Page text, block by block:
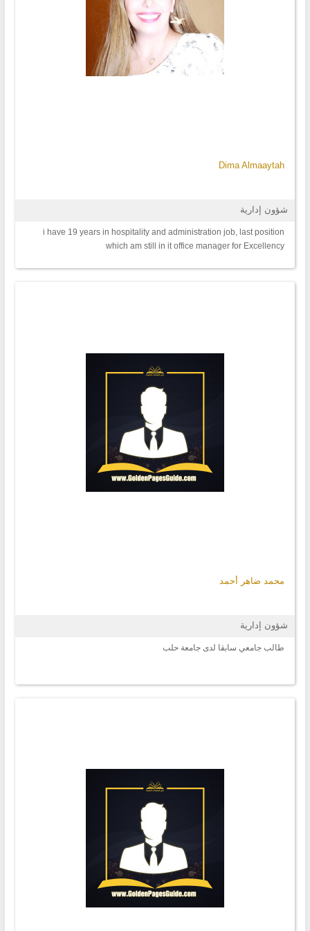
الاجتماعي منظمة إنقاذ الطفل • العلاج من خلال اللعب منظمة إنقاذ الطفل •
الاغتصاب وجروح الحرائر منظمة إنسان للدعم النفسي • برنامج التدريب
Dima Almaaytah
شؤون إدارية
i have 19 years in hospitality and administration job, last position
which am still in it office manager for Excellency
محمد ضاهر أحمد
شؤون إدارية
طالب جامعي سابقا لدى جامعة حلب